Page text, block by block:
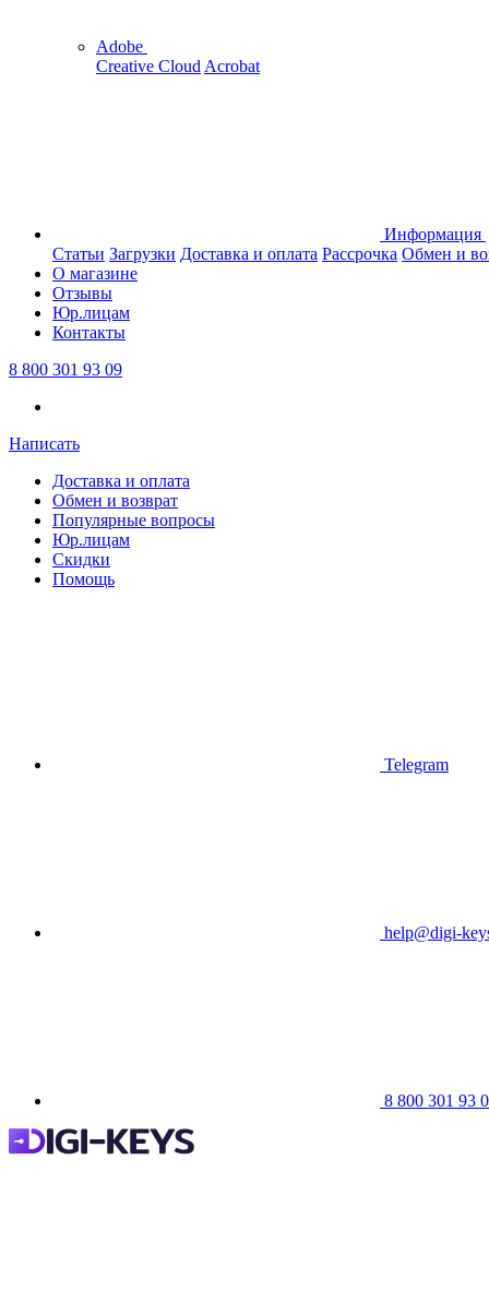
Adobe
Creative Cloud Acrobat
Информация
Статьи Загрузки Доставка и оплата Рассрочка Обмен и
О магазине
Отзывы
Юр.лицам
Контакты
8 800 301 93 09
Написать
Доставка и оплата
Обмен и возврат
Популярные вопросы
Юр.лицам
Скидки
Помощь
Telegram
help@digi-
8 800 301 93